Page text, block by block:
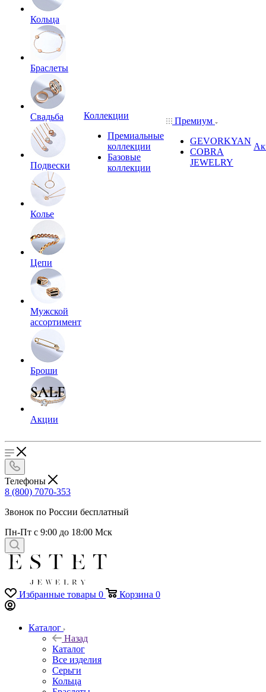
Кольца
Браслеты
Свадьба
Подвески
Колье
Цепи
Мужской
ассортимент
Броши
Акции
Коллекции
Премиальные
коллекции
Базовые
коллекции
Премиум
GEVORKYAN
COBRA
JEWELRY
Телефоны
8 (800) 7070-353
Звонок по России бесплатный
Пн-Пт с 9:00 до 18:00 Мск
Избранные товары 0 Корзина 0
Каталог
Назад
Каталог
Все изделия
Серьги
Кольца